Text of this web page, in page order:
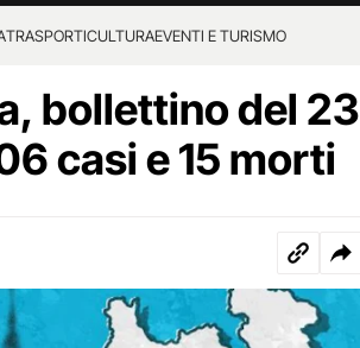
TRASPORTICULTURAEVENTI E TURISMO
bollettino del 23
casi e 15 morti